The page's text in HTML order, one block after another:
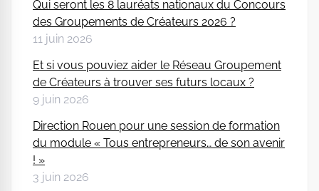
Qui seront les 8 lauréats nationaux du Concours
des Groupements de Créateurs 2026 ?
11 juin 2026
Et si vous pouviez aider le Réseau Groupement
de Créateurs à trouver ses futurs locaux ?
9 juin 2026
Direction Rouen pour une session de formation
du module « Tous entrepreneurs… de son avenir
! »
3 juin 2026